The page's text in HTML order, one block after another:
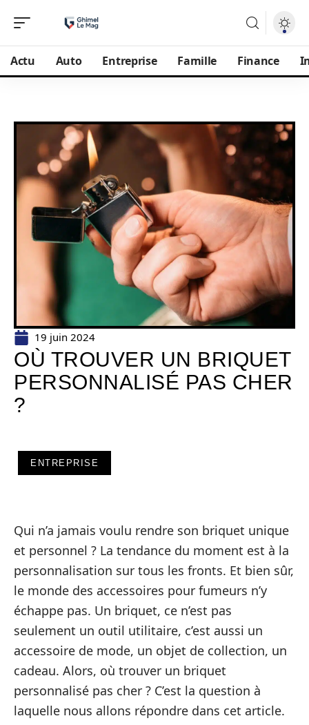
Actu Auto Entreprise Famille Finance
19 juin 2024
OÙ TROUVER UN BRIQUET
PERSONNALISÉ PAS CHER
?
ENTREPRISE
Qui n’a jamais voulu rendre son briquet unique
et personnel ? La tendance du moment est à la
personnalisation sur tous les fronts. Et bien sûr,
le monde des accessoires pour fumeurs n’y
échappe pas. Un briquet, ce n’est pas
seulement un outil utilitaire, c’est aussi un
accessoire de mode, un objet de collection, un
cadeau. Alors, où trouver un briquet
personnalisé pas cher ? C’est la question à
laquelle nous allons répondre dans cet article.